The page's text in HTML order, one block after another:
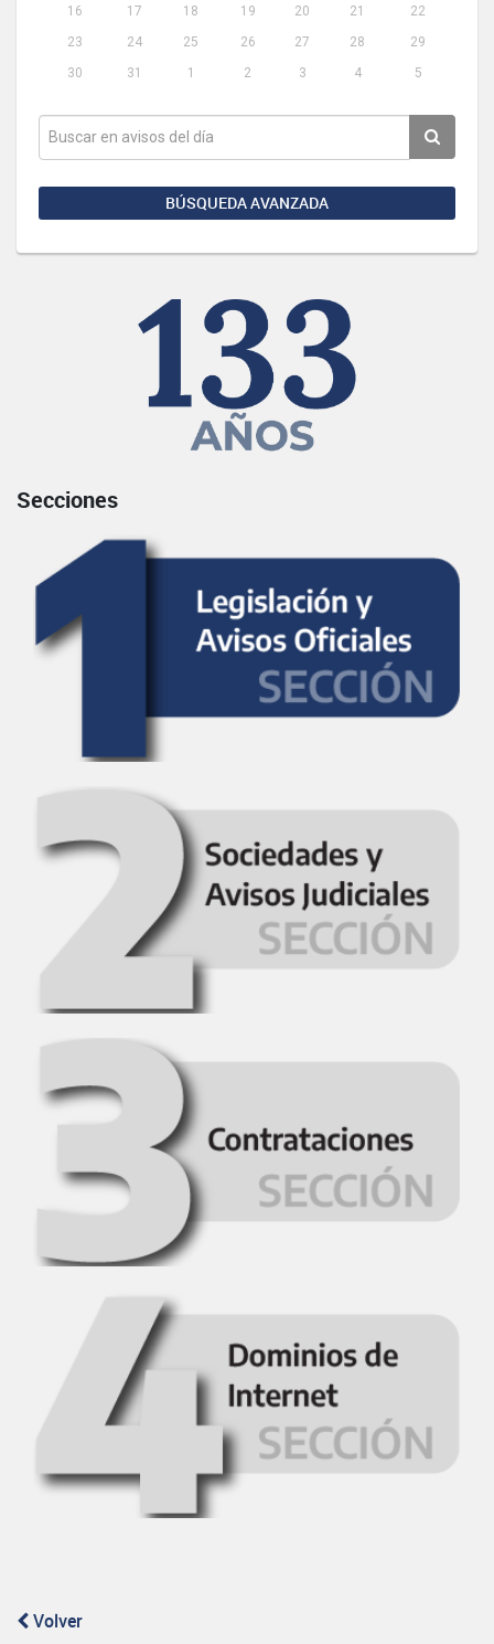
16
17 18 19 20 21
22
23
24 25 26 27 28
29
30
31 1 2 3 4 5
BÚSQUEDA AVANZADA
Secciones
Volver